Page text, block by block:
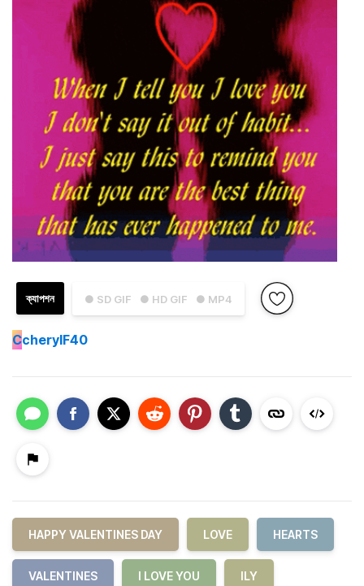
● SD GIF ● HD GIF ● MP4
ক্যাপশন
CcherylF40
HAPPY VALENTINES DAY LOVE HEARTS
VALENTINES I LOVE YOU ILY